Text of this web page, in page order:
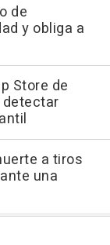
de
y obliga a
Store de
a tiros
una